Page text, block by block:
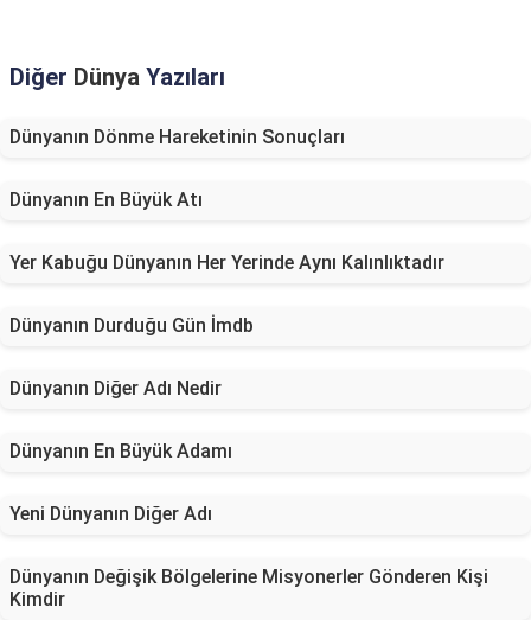
Diğer Dünya Yazıları
Dünyanın Dönme Hareketinin Sonuçları
Dünyanın En Büyük Atı
Yer Kabuğu Dünyanın Her Yerinde Aynı Kalınlıktadır
Dünyanın Durduğu Gün İmdb
Dünyanın Diğer Adı Nedir
Dünyanın En Büyük Adamı
Yeni Dünyanın Diğer Adı
Dünyanın Değişik Bölgelerine Misyonerler Gönderen Kişi
Kimdir